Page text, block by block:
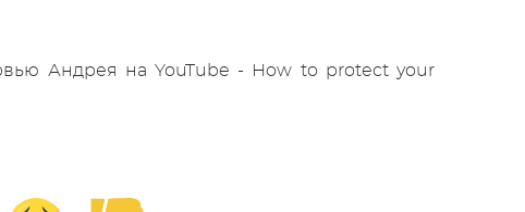
Андрея на YouTube - How to protect your